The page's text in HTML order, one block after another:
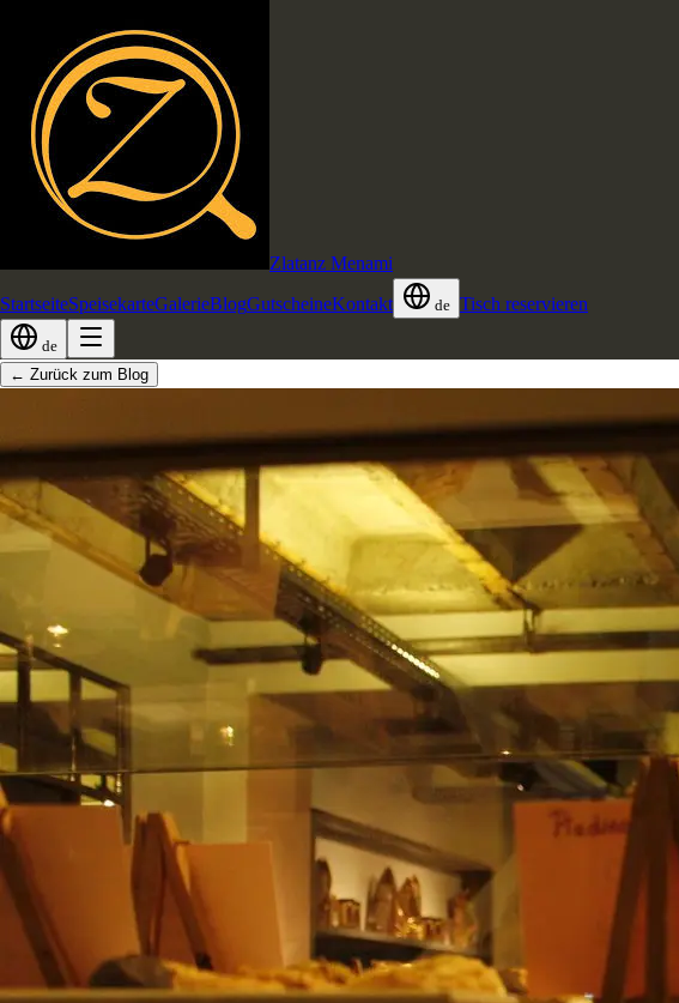
Zlatanz Menami
StartseiteSpeisekarteGalerieBlogGutscheineKontakt de Tisch reservieren
de
← Zurück zum Blog